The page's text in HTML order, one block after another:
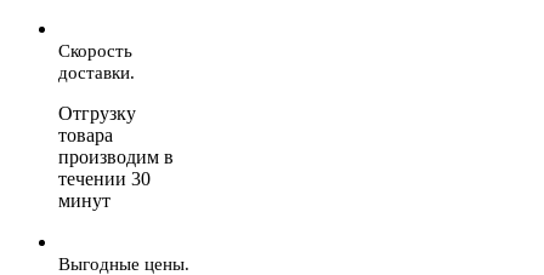
Скорость
доставки.
Отгрузку
товара
производим в
течении 30
минут
Выгодные цены.